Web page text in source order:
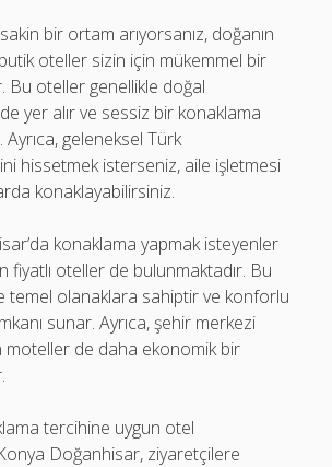
bir ortam arıyorsanız, doğanın
oteller sizin için mükemmel bir
Bu oteller genellikle doğal
yer alır ve sessiz bir konaklama
geleneksel Türk
hissetmek isterseniz, aile işletmesi
konaklayabilirsiniz.
konaklama yapmak isteyenler
fiyatlı oteller de bulunmaktadır. Bu
temel olanaklara sahiptir ve konforlu
sunar. Ayrıca, şehir merkezi
moteller de daha ekonomik bir
tercihine uygun otel
Doğanhisar, ziyaretçilere